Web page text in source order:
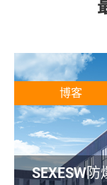
博客
SEXESW